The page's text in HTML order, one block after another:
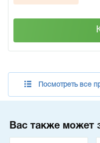
Посмотреть все
Вас также может